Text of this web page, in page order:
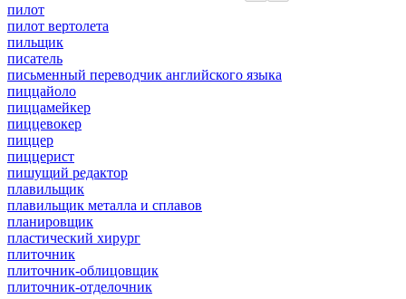
пилот
пилот вертолета
пильщик
писатель
письменный переводчик английского языка
пиццайоло
пиццамейкер
пиццевокер
пиццер
пиццерист
пишущий редактор
плавильщик
плавильщик металла и сплавов
планировщик
пластический хирург
плиточник
плиточник-облицовщик
плиточник-отделочник